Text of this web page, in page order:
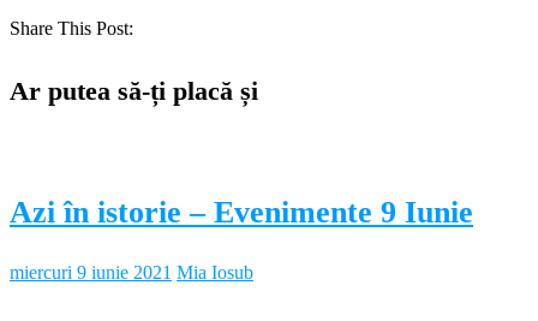
Share This Post:
Ar putea să-ți placă și
Azi în istorie – Evenimente 9 Iunie
miercuri 9 iunie 2021 Mia Iosub